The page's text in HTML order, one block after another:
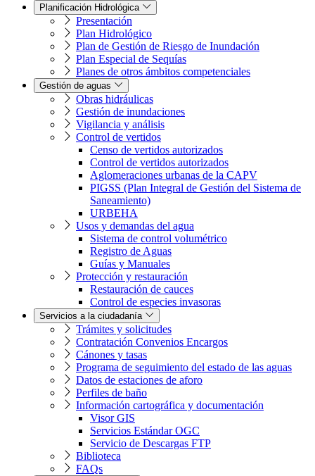
Planificación Hidrológica
Presentación
Plan Hidrológico
Plan de Gestión de Riesgo de Inundación
Plan Especial de Sequías
Planes de otros ámbitos competenciales
Gestión de aguas
Obras hidráulicas
Gestión de inundaciones
Vigilancia y análisis
Control de vertidos
Censo de vertidos autorizados
Control de vertidos autorizados
Aglomeraciones urbanas de la CAPV
PIGSS (Plan Integral de Gestión del Sistema de
Saneamiento)
URBEHA
Usos y demandas del agua
Sistema de control volumétrico
Registro de Aguas
Guías y Manuales
Protección y restauración
Restauración de cauces
Control de especies invasoras
Servicios a la ciudadanía
Trámites y solicitudes
Contratación Convenios Encargos
Cánones y tasas
Programa de seguimiento del estado de las aguas
Datos de estaciones de aforo
Perfiles de baño
Información cartográfica y documentación
Visor GIS
Servicios Estándar OGC
Servicio de Descargas FTP
Biblioteca
FAQs